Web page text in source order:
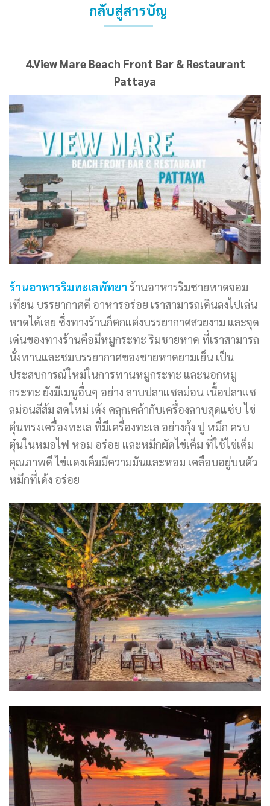
กลับสู่สารบัญ
4.View Mare Beach Front Bar & Restaurant
Pattaya
ร้านอาหารริมทะเลพัทยา ร้านอาหารริมชายหาดจอม
เทียน บรรยากาศดี อาหารอร่อย เราสามารถเดินลงไปเล่น
หาดได้เลย ซึ่งทางร้านก็ตกแต่งบรรยากาศสวยงาม และจุด
เด่นของทางร้านคือมีหมูกระทะ ริมชายหาด ที่เราสามารถ
นั่งทานและชมบรรยากาศของชายหาดยามเย็น เป็น
ประสบการณ์ใหม่ในการทานหมูกระทะ และนอกหมู
กระทะ ยังมีเมนูอื่นๆ อย่าง ลาบปลาแซลม่อน เนื้อปลาแซ
ลม่อนสีส้ม สดใหม่ เด้ง คลุกเคล้ากับเครื่องลาบสุดแซ่บ ไข่
ตุ๋นทรงเครื่องทะเล ที่มีเครื่องทะเล อย่างกุ้ง ปู หมึก ครบ
ตุ๋นในหมอไฟ หอม อร่อย และหมึกผัดไข่เค็ม ที่ใช้ไข่เค็ม
คุณภาพดี ไข่แดงเค็มมีความมันและหอม เคลือบอยู่บนตัว
หมึกที่เด้ง อร่อย